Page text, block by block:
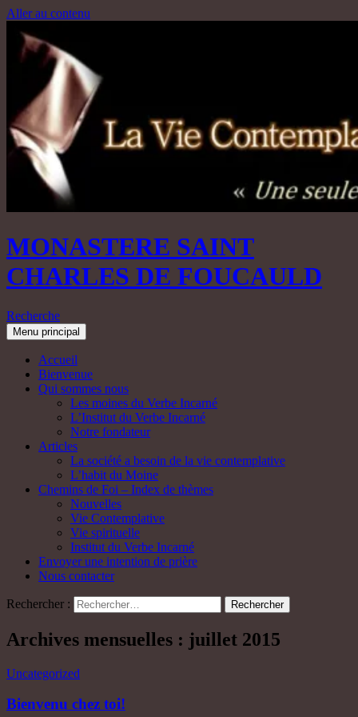
Aller au contenu
MONASTERE SAINT
CHARLES DE FOUCAULD
Recherche
Menu principal
Accueil
Bienvenue
Qui sommes nous
Les moines du Verbe Incarné
L’Institut du Verbe Incarné
Notre fondateur
Articles
La société a besoin de la vie contemplative
L’habit du Moine
Chemins de Foi – Index de thèmes
Nouvelles
Vie Contemplative
Vie spirituelle
Institut du Verbe Incarné
Envoyer une intention de prière
Nous contacter
Rechercher :
Archives mensuelles : juillet 2015
Uncategorized
Bienvenu chez toi!